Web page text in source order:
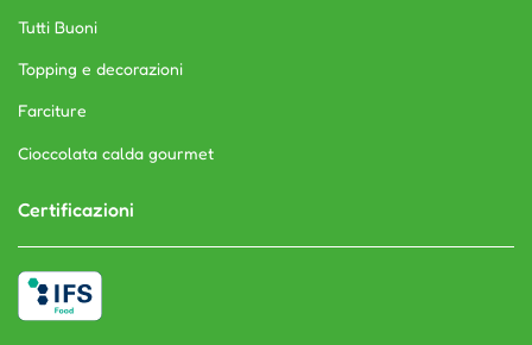
Tutti Buoni
Topping e decorazioni
Farciture
Cioccolata calda gourmet
Certificazioni